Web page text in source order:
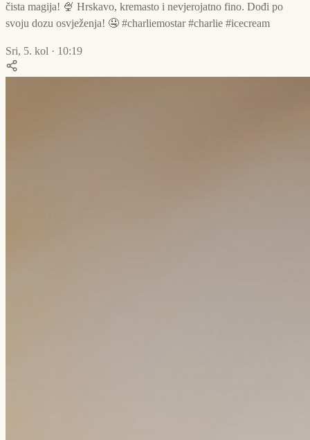
čista magija! 🍨 Hrskavo, kremasto i nevjerojatno fino. Dođi po
svoju dozu osvježenja! 🤤 #charliemostar #charlie #icecream
Sri, 5. kol · 10:19